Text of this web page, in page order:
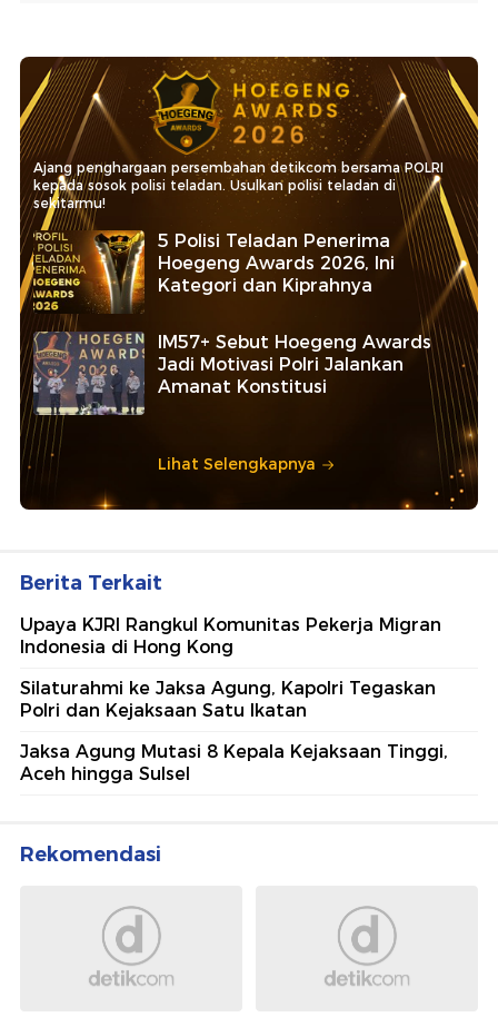
Ajang penghargaan persembahan detikcom bersama POLRI
kepada sosok polisi teladan. Usulkan polisi teladan di
sekitarmu!
5 Polisi Teladan Penerima
Hoegeng Awards 2026, Ini
Kategori dan Kiprahnya
IM57+ Sebut Hoegeng Awards
Jadi Motivasi Polri Jalankan
Amanat Konstitusi
Lihat Selengkapnya
Berita Terkait
Upaya KJRI Rangkul Komunitas Pekerja Migran
Indonesia di Hong Kong
Silaturahmi ke Jaksa Agung, Kapolri Tegaskan
Polri dan Kejaksaan Satu Ikatan
Jaksa Agung Mutasi 8 Kepala Kejaksaan Tinggi,
Aceh hingga Sulsel
Rekomendasi